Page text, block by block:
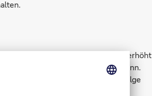
umfassende Wärmedämmung erhöht
Luftzug vermieden werden kann.
und Gesundheitsbelastungen infolge